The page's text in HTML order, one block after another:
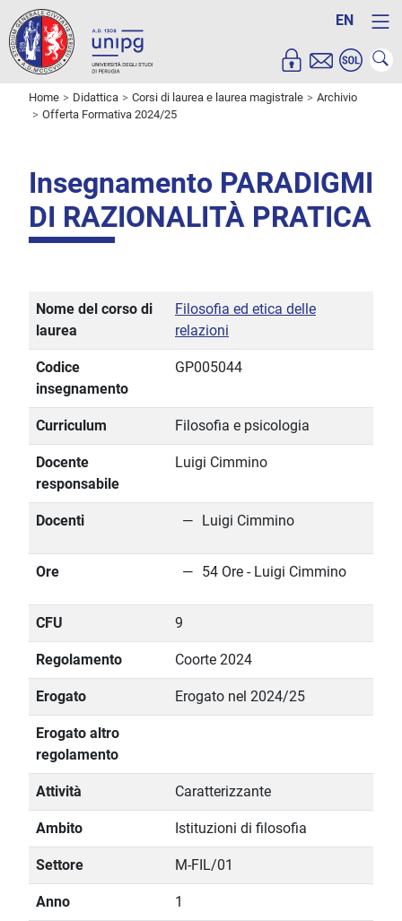
EN
Home Didattica Corsi di laurea e laurea magistrale
Archivio
Offerta Formativa 2024/25
Insegnamento PARADIGMI
DI RAZIONALITÀ PRATICA
Nome del corso di
laurea
Filosofia ed etica delle
relazioni
Codice
insegnamento
GP005044
Curriculum Filosofia e psicologia
Docente
responsabile
Luigi Cimmino
Docenti Luigi Cimmino
Ore 54 Ore - Luigi Cimmino
CFU 9
Regolamento Coorte 2024
Erogato Erogato nel 2024/25
Erogato altro
regolamento
Attività Caratterizzante
Ambito Istituzioni di filosofia
Settore M-FIL/01
Anno 1